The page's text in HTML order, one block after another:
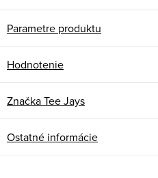
Parametre produktu
Hodnotenie
ZnačkaTee Jays
Ostatné informácie